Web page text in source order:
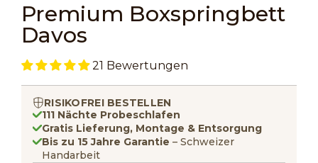
Premium Boxspringbett
Davos
21 Bewertungen
RISIKOFREI BESTELLEN
111 Nächte Probeschlafen
Gratis Lieferung, Montage & Entsorgung
Bis zu 15 Jahre Garantie – Schweizer
Handarbeit